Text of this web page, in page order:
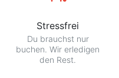
Stressfrei
Du brauchst nur
buchen. Wir erledigen
den Rest.